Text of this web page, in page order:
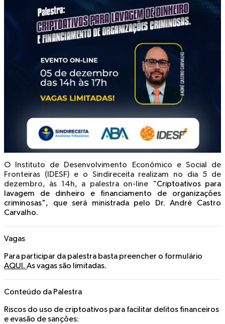
O Instituto de Desenvolvimento Econômico e Social de
Fronteiras (IDESF) e o Sindireceita realizam no dia 5 de
dezembro, às 14h, a palestra on-line "Criptoativos para
lavagem de dinheiro e financiamento de organizações
criminosas", que será ministrada pelo Dr. André Castro
Carvalho.
Vagas
Para participar da palestra basta preencher o formulário
AQUI. As vagas são limitadas.
Conteúdo da Palestra
Riscos do uso de criptoativos para facilitar delitos financeiros
e evasão de sanções: